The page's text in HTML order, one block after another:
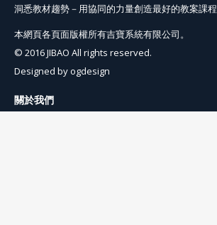
洞悉教材趨勢－用協同的力量創造最好的教案課程
本網頁各頁面版權所有吉寶系統有限公司。
© 2016 JIBAO All rights reserved.
Designed byogdesign
關於我們